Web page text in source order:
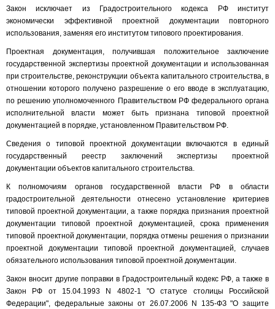
Закон исключает из Градостроительного кодекса РФ институт
экономически эффективной проектной документации повторного
использования, заменяя его институтом типового проектирования.
Проектная документация, получившая положительное заключение
государственной экспертизы проектной документации и использованная
при строительстве, реконструкции объекта капитального строительства, в
отношении которого получено разрешение о его вводе в эксплуатацию,
по решению уполномоченного Правительством РФ федерального органа
исполнительной власти может быть признана типовой проектной
документацией в порядке, установленном Правительством РФ.
Сведения о типовой проектной документации включаются в единый
государственный реестр заключений экспертизы проектной
документации объектов капитального строительства.
К полномочиям органов государственной власти РФ в области
градостроительной деятельности отнесено установление критериев
типовой проектной документации, а также порядка признания проектной
документации типовой проектной документацией, срока применения
типовой проектной документации, порядка отмены решения о признании
проектной документации типовой проектной документацией, случаев
обязательного использования типовой проектной документации.
Закон вносит другие поправки в Градостроительный кодекс РФ, а также в
Закон РФ от 15.04.1993 N 4802-1 "О статусе столицы Российской
Федерации", федеральные законы от 26.07.2006 N 135-ФЗ "О защите